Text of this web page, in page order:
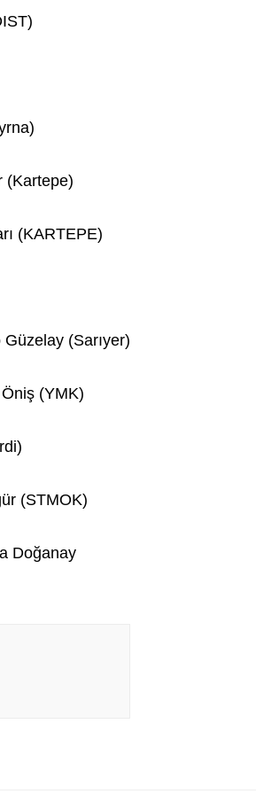
(Kartepe)
(KARTEPE)
(Sarıyer)
(YMK)
(STMOK)
Doğanay